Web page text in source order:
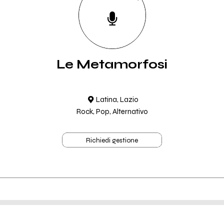
Le Metamorfosi
Latina, Lazio
Rock, Pop, Alternativo
Richiedi gestione